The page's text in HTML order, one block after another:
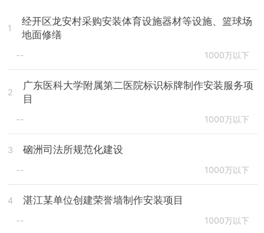
1
经开区龙安村采购安装体育设施器材等设施、篮球场
地面修缮
-- 1000万以下
2
广东医科大学附属第二医院标识标牌制作安装服务项
目
-- 1000万以下
3 硇洲司法所规范化建设
-- 1000万以下
4 湛江某单位创建荣誉墙制作安装项目
-- 1000万以下